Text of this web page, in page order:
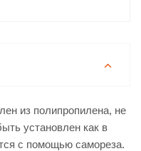
из полипропилена, не
установлен как в
с помощью самореза.